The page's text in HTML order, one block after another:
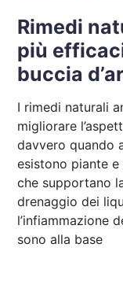
Rimedi
più
buccia
I rimedi naturali
migliorare
davvero quando
esistono piante
che supportano
drenaggio dei
l’infiammazione
sono alla base